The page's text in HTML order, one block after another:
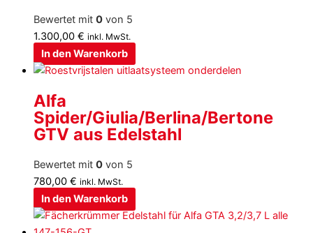
Bewertet mit 0 von 5
1.300,00 € inkl. MwSt.
In den Warenkorb
Alfa
Spider/Giulia/Berlina/Bertone
GTV aus Edelstahl
Bewertet mit 0 von 5
780,00 € inkl. MwSt.
In den Warenkorb